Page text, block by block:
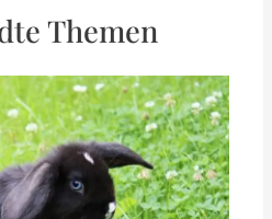
Themen